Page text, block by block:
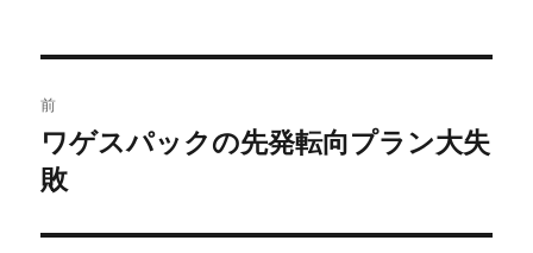
稿
ナ
ビ
前
前
の
稿:
ワゲスパックの先発転向プラン大失
敗